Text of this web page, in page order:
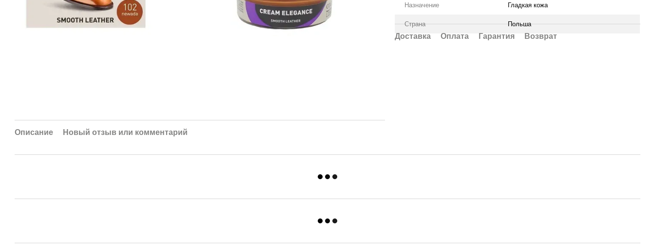
Описание Новый отзыв или комментарий
Назначение Гладкая кожа
Страна Польша
Доставка Оплата Гарантия Возврат